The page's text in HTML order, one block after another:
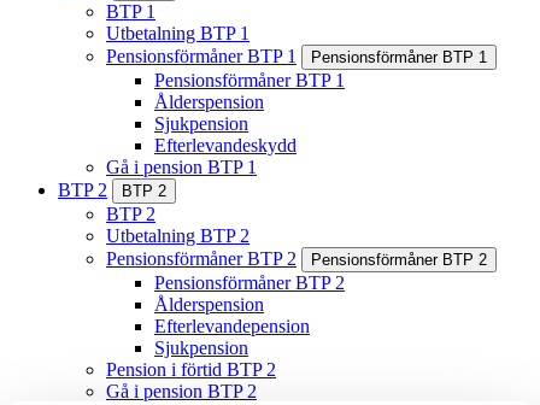
BTP 1
Utbetalning BTP 1
Pensionsförmåner BTP 1
Pensionsförmåner BTP 1
Pensionsförmåner BTP 1
Ålderspension
Sjukpension
Efterlevandeskydd
Gå i pension BTP 1
BTP 2
BTP 2
BTP 2
Utbetalning BTP 2
Pensionsförmåner BTP 2
Pensionsförmåner BTP 2
Pensionsförmåner BTP 2
Ålderspension
Efterlevandepension
Sjukpension
Pension i förtid BTP 2
Gå i pension BTP 2